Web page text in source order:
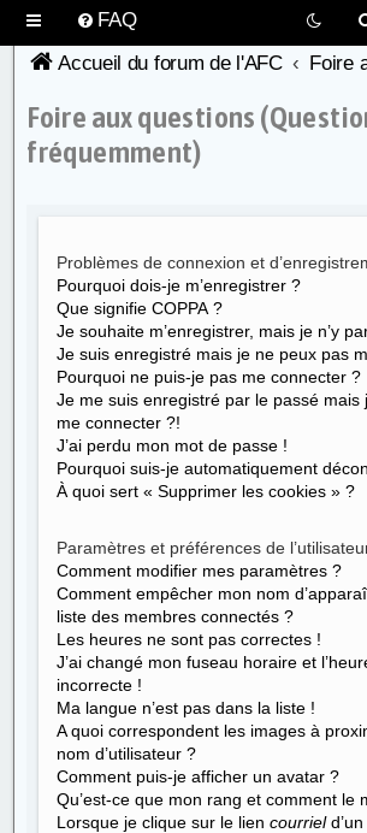
FAQ
Accueil du forum de l'AFC
Foire aux questions
fréquemment)
Problèmes de connexion et
Pourquoi dois-je m’enregistrer ?
Que signifie COPPA ?
Je souhaite m’enregistrer, mais je n’y
Je suis enregistré mais je ne peux pas
Pourquoi ne puis-je pas me connecter ?
Je me suis enregistré par le passé mais
me connecter ?!
J’ai perdu mon mot de passe !
Pourquoi suis-je automatiquement
À quoi sert « Supprimer les cookies » ?
Paramètres et préférences de
Comment modifier mes paramètres ?
Comment empêcher mon nom
liste des membres connectés ?
Les heures ne sont pas correctes !
J’ai changé mon fuseau horaire et
incorrecte !
Ma langue n’est pas dans la liste !
A quoi correspondent les images à
nom d’utilisateur ?
Comment puis-je afficher un avatar ?
Qu’est-ce que mon rang et comment le
Lorsque je clique sur le liencourriel